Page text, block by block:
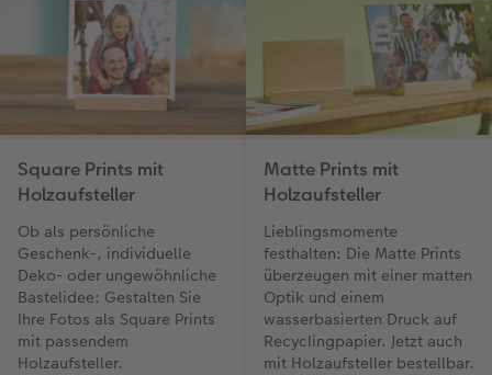
Square Prints mit
Holzaufsteller
Ob als persönliche
Geschenk-, individuelle
Deko- oder ungewöhnliche
Bastelidee: Gestalten Sie
Ihre Fotos als Square Prints
mit passendem
Holzaufsteller.
Matte Prints mit
Holzaufsteller
Lieblingsmomente
festhalten: Die Matte Prints
überzeugen mit einer matten
Optik und einem
wasserbasierten Druck auf
Recyclingpapier. Jetzt auch
mit Holzaufsteller bestellbar.